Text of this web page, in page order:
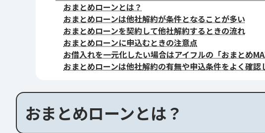
おまとめローンとは？
おまとめローンは他社解約が条件となることが多い
おまとめローンを契約して他社解約するときの流れ
おまとめローンに申込むときの注意点
お借入れを一元化したい場合はアイフルの「おまとめ
おまとめローンは他社解約の有無や申込条件をよく確認
おまとめローンとは？